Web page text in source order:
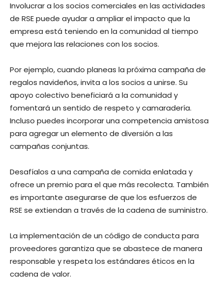
Involucrar a los socios comerciales en las actividades
de RSE puede ayudar a ampliar el impacto que la
empresa está teniendo en la comunidad al tiempo
que mejora las relaciones con los socios.
Por ejemplo, cuando planeas la próxima campaña de
regalos navideños, invita a los socios a unirse. Su
apoyo colectivo beneficiará a la comunidad y
fomentará un sentido de respeto y camaradería.
Incluso puedes incorporar una competencia amistosa
para agregar un elemento de diversión a las
campañas conjuntas.
Desafíalos a una campaña de comida enlatada y
ofrece un premio para el que más recolecta. También
es importante asegurarse de que los esfuerzos de
RSE se extiendan a través de la cadena de suministro.
La implementación de un código de conducta para
proveedores garantiza que se abastece de manera
responsable y respeta los estándares éticos en la
cadena de valor.